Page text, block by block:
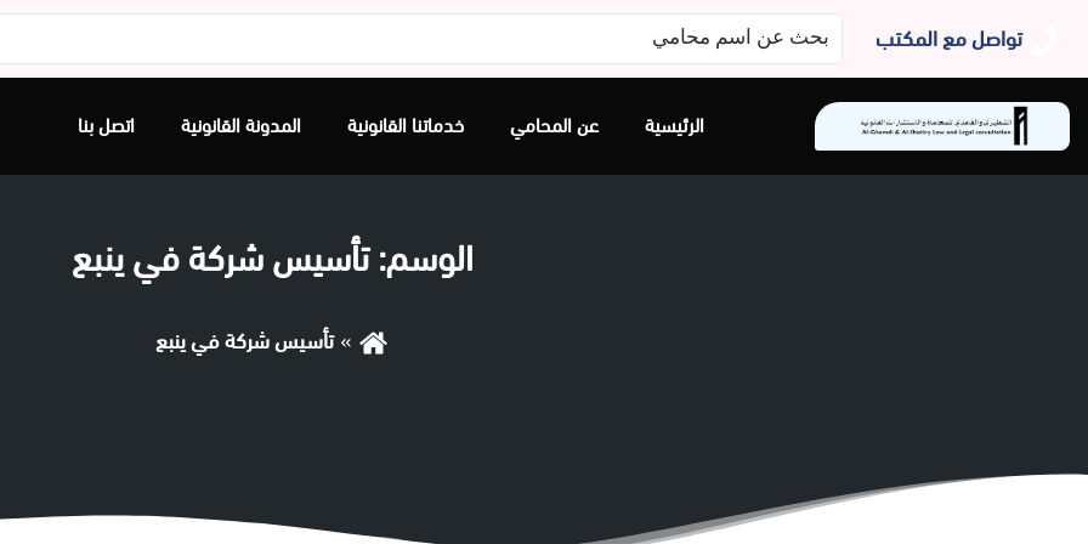
تواصل مع المكتب
البحث
عن:
الرئيسية عن المحامي خدماتنا القانونية المدونة القانونية اتصل بنا
الوسم:تأسيس شركة في ينبع
تأسيس شركة في ينبع